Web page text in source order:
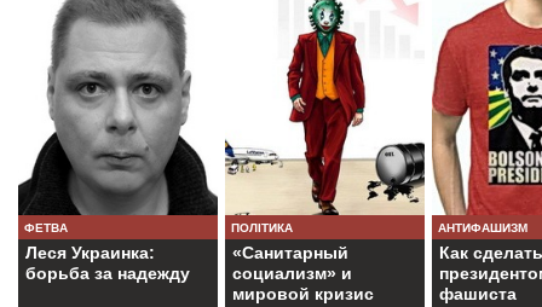
ФЕТВА
Леся Украинка:
борьба за надежду
ПОЛІТИКА
«Санитарный
социализм» и
мировой кризис
АНТИФАШИЗМ
Как сделать
фашиста